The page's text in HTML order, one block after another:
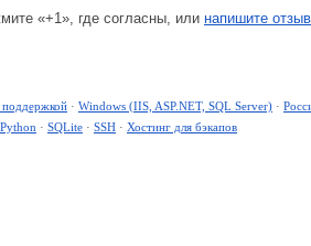
«+1», где согласны, или напишите отзыв
поддержкой · Windows (IIS, ASP.NET, SQL Server) ·
Python · SQLite · SSH · Хостинг для бэкапов